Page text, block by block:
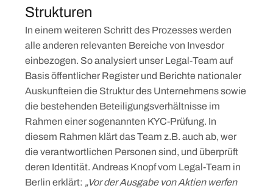
Strukturen
In einem weiteren Schritt des Prozesses werden
alle anderen relevanten Bereiche von Invesdor
einbezogen. So analysiert unser Legal-Team auf
Basis öffentlicher Register und Berichte nationaler
Auskunfteien die Struktur des Unternehmens sowie
die bestehenden Beteiligungsverhältnisse im
Rahmen einer sogenannten KYC-Prüfung. In
diesem Rahmen klärt das Team z.B. auch ab, wer
die verantwortlichen Personen sind, und überprüft
deren Identität. Andreas Knopf vom Legal-Team in
Berlin erklärt: „Vor der Ausgabe von Aktien werfen